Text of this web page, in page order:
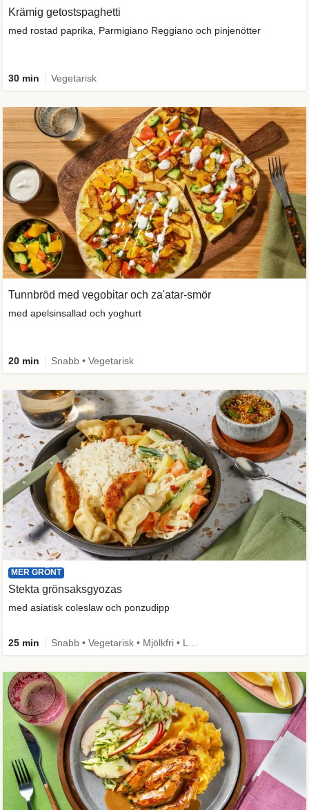
Krämig getostspaghetti
med rostad paprika, Parmigiano Reggiano och pinjenötter
30 min Vegetarisk
Tunnbröd med vegobitar och za'atar-smör
med apelsinsallad och yoghurt
20 min Snabb • Vegetarisk
MER GRÖNT
Stekta grönsaksgyozas
med asiatisk coleslaw och ponzudipp
25 min